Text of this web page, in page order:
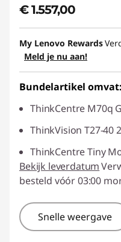
€ 1.557,00
My Lenovo Rewards
Meld je nu aan!
Bundelartikel omvat:
ThinkCentre M70q
ThinkVision T27-40
ThinkCentre Tiny
Bekijk leverdatum
besteld vóór 03:00
Snelle weergave